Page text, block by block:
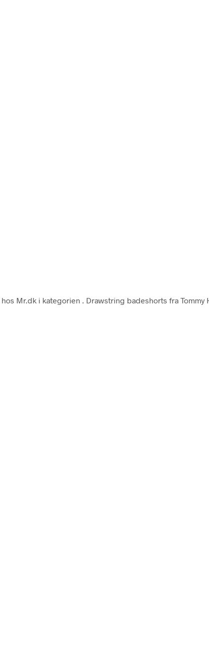
hos Mr.dk i kategorien . Drawstring badeshorts fra Tommy